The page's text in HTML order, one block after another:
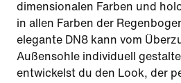
dimensionalen Farben und
in allen Farben der
elegante DN8 kann vom
Außensohle individuell
entwickelst du den Look, der